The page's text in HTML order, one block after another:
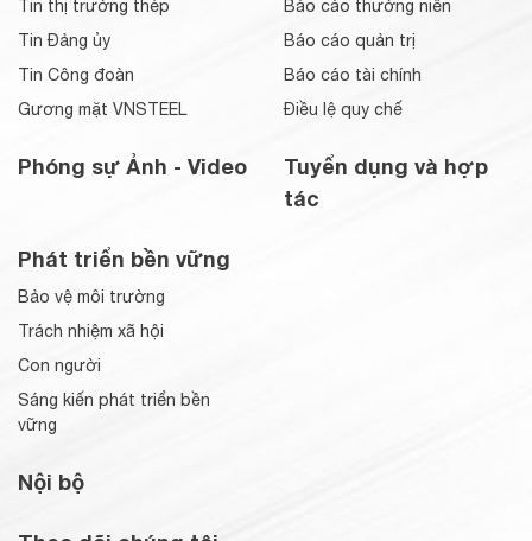
Tin thị trường thép
Tin Đảng ủy
Tin Công đoàn
Gương mặt VNSTEEL
Phóng sự Ảnh - Video
Báo cáo thường niên
Báo cáo quản trị
Báo cáo tài chính
Điều lệ quy chế
Tuyển dụng và hợp
tác
Phát triển bền vững
Bảo vệ môi trường
Trách nhiệm xã hội
Con người
Sáng kiến phát triển bền
vững
Nội bộ